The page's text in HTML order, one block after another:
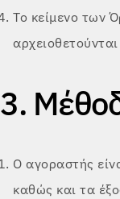
Το κείμενο των
3.
Ο αγοραστής
καθώς και τα